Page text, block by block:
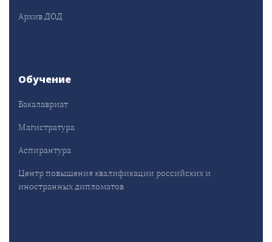
Архив ДОД
Обучение
Бакалавриат
Магистратура
Аспирантура
Центр повышения квалификации российских и
иностранных дипломатов